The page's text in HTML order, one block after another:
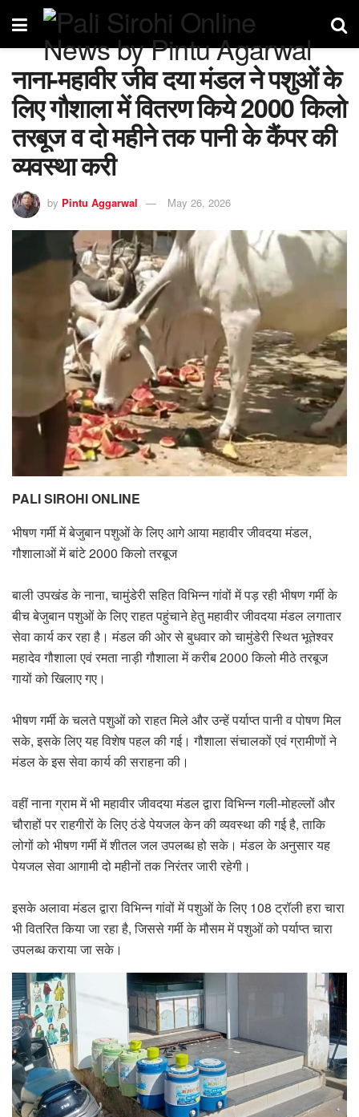
नाना-महावीर जीव दया मंडल ने पशुओं के
लिए गौशाला में वितरण किये 2000 किलो
तरबूज व दो महीने तक पानी के कैंपर की
व्यवस्था करी
by Pintu Aggarwal May 26, 2026
PALI SIROHI ONLINE
भीषण गर्मी में बेजुबान पशुओं के लिए आगे आया महावीर जीवदया मंडल,
गौशालाओं में बांटे 2000 किलो तरबूज
बाली उपखंड के नाना, चामुंडेरी सहित विभिन्न गांवों में पड़ रही भीषण गर्मी के
बीच बेजुबान पशुओं के लिए राहत पहुंचाने हेतु महावीर जीवदया मंडल लगातार
सेवा कार्य कर रहा है। मंडल की ओर से बुधवार को चामुंडेरी स्थित भूतेश्वर
महादेव गौशाला एवं रमता नाड़ी गौशाला में करीब 2000 किलो मीठे तरबूज
गायों को खिलाए गए।
भीषण गर्मी के चलते पशुओं को राहत मिले और उन्हें पर्याप्त पानी व पोषण मिल
सके, इसके लिए यह विशेष पहल की गई। गौशाला संचालकों एवं ग्रामीणों ने
मंडल के इस सेवा कार्य की सराहना की।
वहीं नाना ग्राम में भी महावीर जीवदया मंडल द्वारा विभिन्न गली-मोहल्लों और
चौराहों पर राहगीरों के लिए ठंडे पेयजल केन की व्यवस्था की गई है, ताकि
लोगों को भीषण गर्मी में शीतल जल उपलब्ध हो सके। मंडल के अनुसार यह
पेयजल सेवा आगामी दो महीनों तक निरंतर जारी रहेगी।
इसके अलावा मंडल द्वारा विभिन्न गांवों में पशुओं के लिए 108 ट्रॉली हरा चारा
भी वितरित किया जा रहा है, जिससे गर्मी के मौसम में पशुओं को पर्याप्त चारा
उपलब्ध कराया जा सके।